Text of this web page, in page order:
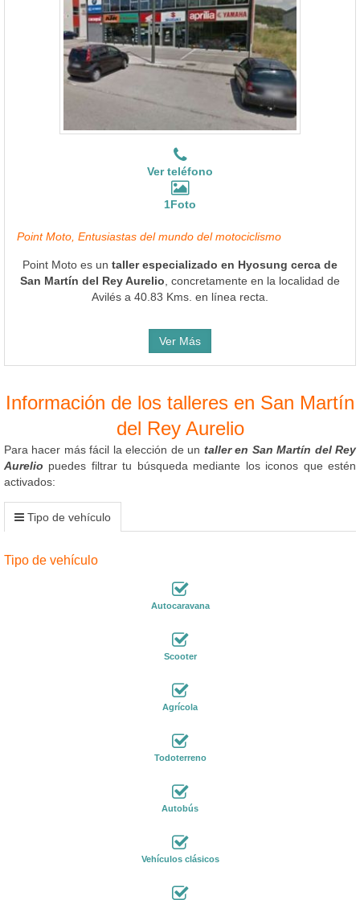
Ver teléfono
1Foto
Point Moto, Entusiastas del mundo del motociclismo
Point Moto es un taller especializado en Hyosung cerca de
San Martín del Rey Aurelio , concretamente en la localidad de
Avilés a 40.83 Kms. en línea recta.
Ver Más
Información de los talleres en San Martín
del Rey Aurelio
Para hacer más fácil la elección de un taller en San Martín del Rey
Aurelio puedes filtrar tu búsqueda mediante los iconos que estén
activados:
Tipo de vehículo
Tipo de vehículo
Autocaravana
Scooter
Agrícola
Todoterreno
Autobús
Vehículos clásicos